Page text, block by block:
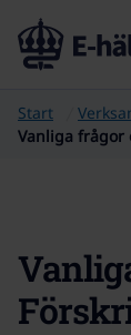
Start
Vanliga frågor